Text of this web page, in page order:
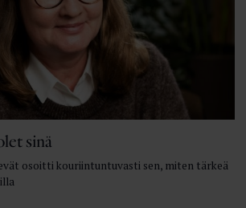
sinä
osoitti kouriintuntuvasti sen, miten tärkeä